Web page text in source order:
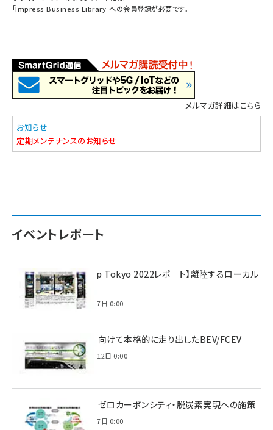
「Impress Business Library」への会員登録が必要です。
メルマガ詳細はこちら
お知らせ
定期メンテナンスのお知らせ
イベントレポート
【Interop Tokyo 2022レポ—ト】離陸するローカル
5G！
2022年7月7日 0:00
脱炭素に向けて本格的に走り出したBEV/FCEV
2022年6月12日 0:00
環境省のゼロカーボンシティ・脱炭素実現への施策
2021年3月7日 0:00